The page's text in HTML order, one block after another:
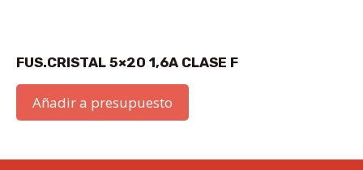
FUS.CRISTAL 5×20 1,6A CLASE F
Añadir a presupuesto